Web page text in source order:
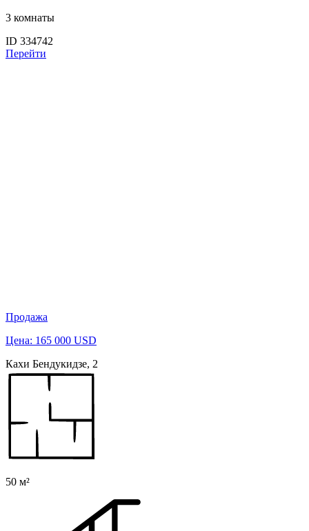
3 комнаты
ID 334742
Перейти
Продажа
Цена: 165 000 USD
Кахи Бендукидзе, 2
50 м²